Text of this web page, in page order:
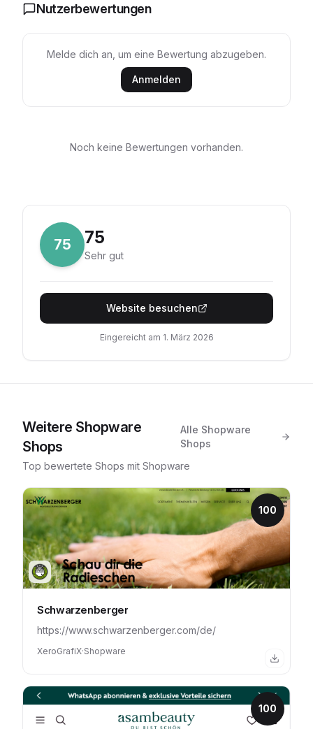
Nutzerbewertungen
Melde dich an, um eine Bewertung abzugeben.
Anmelden
Noch keine Bewertungen vorhanden.
75 75
Sehr gut
Website besuchen
Eingereicht am 1. März 2026
Weitere Shopware
Shops
Alle Shopware
Shops
Top bewertete Shops mit Shopware
100
Schwarzenberger
https://www.schwarzenberger.com/de/
XeroGrafiX·Shopware
100